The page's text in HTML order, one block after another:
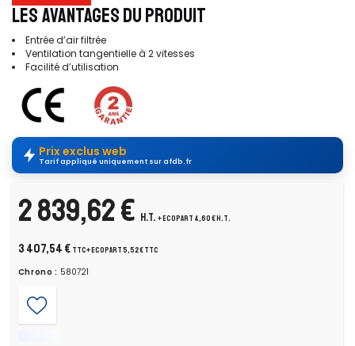
LES AVANTAGES DU PRODUIT
Entrée d’air filtrée
Ventilation tangentielle à 2 vitesses
Facilité d’utilisation
Prix exclus web
Tarif appliqué uniquement sur afdb.fr
2 839,62 € H.T. + ecopart 4,60 € H.T.
3 407,54 € TTC+ ecopart 5,52 € TTC
Chrono : 580721